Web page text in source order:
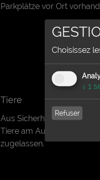
Parkplätze vor Ort
Tiere
Aus Sicherheitsgründen
Tiere am Aufführungsort
zugelassen.
Choisissez
↓ 1
Refuser